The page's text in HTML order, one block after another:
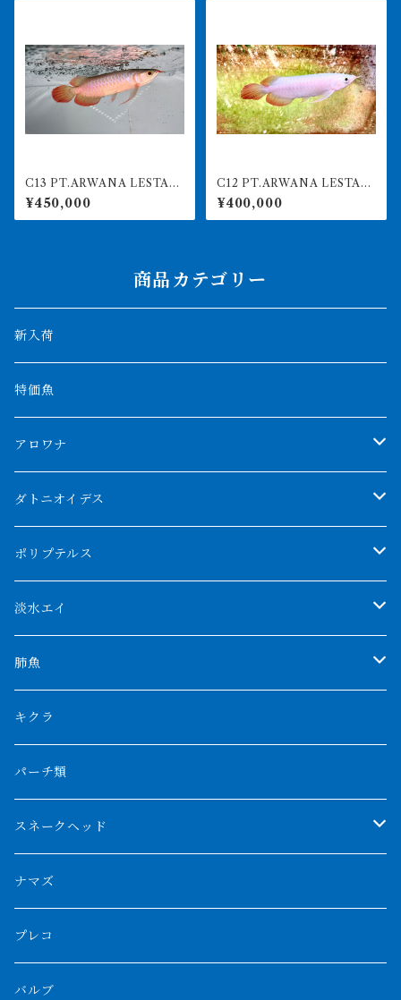
C13 PT.ARWANA LESTARI
最高峰紅龍 アブソリュート
レッド 16㎝前後 260-005
153 アグスファーム
¥450,000
C12 PT.ARWANA LESTARI
最高峰紅龍 アブソリュート
レッド 17㎝前後 260-005
155 アグスファーム
¥400,000
商品カテゴリー
新入荷
特価魚
アロワナ
クンパイ
アブソリュートレッド
AGUS スーパーレッドF4
特殊アロワナ
厳選 過背金龍
フルゴールデンクロスバック
ブルーベースクロスバック
BILLY-KENオリジナルブランド紅龍
チョッパーレッド
ブルレッド
その他アジアアロワナ
特殊個体
紅龍
シルバーアロワナ
ブラックアロワナ
ノーザンバラムンディ
ダトニオイデス
シャムタイガー
特殊ダトニオ
ダトニオプラスワン
リアルバンド
フォークバンド
フォーバータイガー
メニーバータイガー
ニューギニアダトニオ
ポリプテルス
モンスターポリプ
特殊ポリプ
プラチナ個体
ショート個体
ハイブリッドポリプ
エンドリケリー
ギニア
ナイジェリア
ナイルビチャー
ナポレオンビチャー
バロ川
ビキールビキール
トゥルカナ湖
オモ川
タンガニーカビチャー
アンソルギー
淡水エイ
シナガワダイヤ
ダイヤモンドポルカ
クロコダイル
その他淡水エイ
肺魚
ネオケラ
その他肺魚
キクラ
パーチ類
スネークヘッド
チャンナバルカ
大型スネークヘッド
中型スネークヘッド
ナマズ
プレコ
バルブ